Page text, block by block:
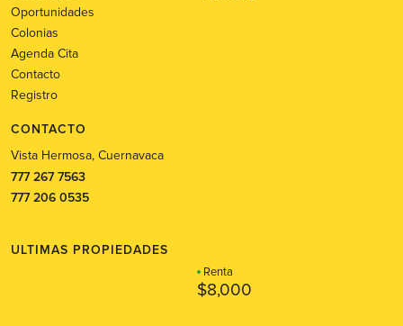
Oportunidades
Colonias
Agenda Cita
Contacto
Registro
CONTACTO
Vista Hermosa, Cuernavaca
777 267 7563
777 206 0535
ULTIMAS PROPIEDADES
Renta
$8,000